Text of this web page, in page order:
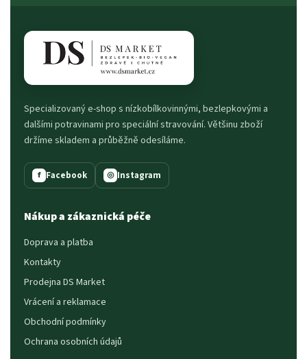
Specializovaný e-shop s nízkobílkovinnými, bezlepkovými a
dalšími potravinami pro speciální stravování. Většinu zboží
držíme skladem a průběžně odesíláme.
f Facebook ◎ Instagram
Nákup a zákaznická péče
Doprava a platba
Kontakty
Prodejna DS Market
Vrácení a reklamace
Obchodní podmínky
Ochrana osobních údajů